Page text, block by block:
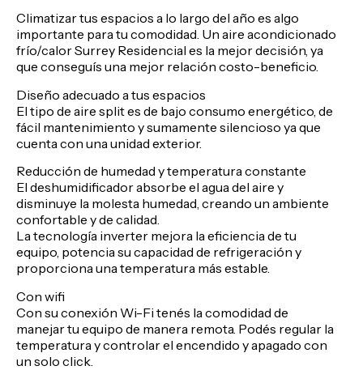
Climatizar tus espacios a lo largo del año es algo
importante para tu comodidad. Un aire acondicionado
frío/calor Surrey Residencial es la mejor decisión, ya
que conseguís una mejor relación costo-beneficio.
Diseño adecuado a tus espacios
El tipo de aire split es de bajo consumo energético, de
fácil mantenimiento y sumamente silencioso ya que
cuenta con una unidad exterior.
Reducción de humedad y temperatura constante
El deshumidificador absorbe el agua del aire y
disminuye la molesta humedad, creando un ambiente
confortable y de calidad.
La tecnología inverter mejora la eficiencia de tu
equipo, potencia su capacidad de refrigeración y
proporciona una temperatura más estable.
Con wifi
Con su conexión Wi-Fi tenés la comodidad de
manejar tu equipo de manera remota. Podés regular la
temperatura y controlar el encendido y apagado con
un solo click.